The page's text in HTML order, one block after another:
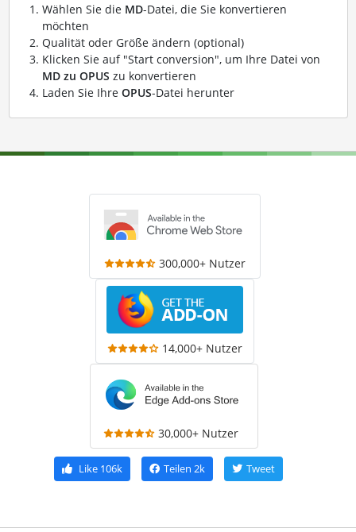
Wählen Sie die MD-Datei, die Sie konvertieren
möchten
Qualität oder Größe ändern (optional)
Klicken Sie auf "Start conversion", um Ihre Datei von
MD zu OPUS zu konvertieren
Laden Sie Ihre OPUS-Datei herunter
300,000+ Nutzer
14,000+ Nutzer
30,000+ Nutzer
Like 106k Teilen 2k Tweet